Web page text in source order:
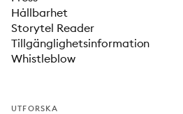
Hållbarhet
Storytel Reader
Tillgänglighetsinformation
Whistleblow
UTFORSKA